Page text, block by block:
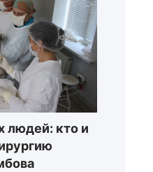
людей: кто и